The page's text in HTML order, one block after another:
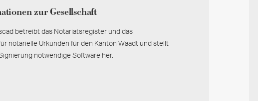
zur Gesellschaft
betreibt das Notariatsregister und das
notarielle Urkunden für den Kanton Waadt und stellt
notwendige Software her.